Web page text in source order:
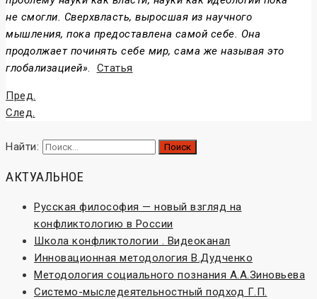
не смогли. Сверхвласть, выросшая из научного
мышления, пока предоставлена самой себе. Она
продолжает починять себе мир, сама же называя это
глобализацией». Статья
Пред.
След.
Найти:
АКТУАЛЬНОЕ
Русская философия — новый взгляд на
конфликтологию в России
Школа конфликтологии . Видеоканал
Инновационная методология В.Дудченко
Методология социального познания А.А.Зиновьева
Системо-мыследеятельностный подход Г.П.